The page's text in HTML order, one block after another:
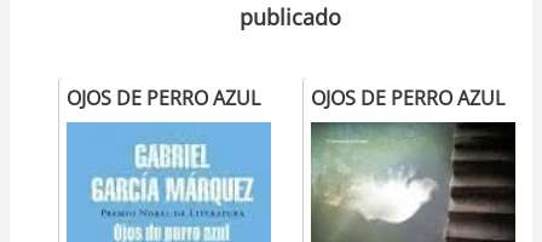
publicado
OJOS DE PERRO AZUL OJOS DE PERRO AZUL